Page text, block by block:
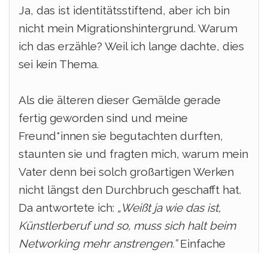
Ja, das ist identitätsstiftend, aber ich bin
nicht mein Migrationshintergrund. Warum
ich das erzähle? Weil ich lange dachte, dies
sei kein Thema.
Als die älteren dieser Gemälde gerade
fertig geworden sind und meine
Freund*innen sie begutachten durften,
staunten sie und fragten mich, warum mein
Vater denn bei solch großartigen Werken
nicht längst den Durchbruch geschafft hat.
Da antwortete ich: „Weißt ja wie das ist,
Künstlerberuf und so, muss sich halt beim
Networking mehr anstrengen.”Einfache